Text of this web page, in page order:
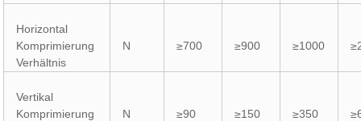
Horizontal
Komprimierung
Verhältnis
N ≥700 ≥900 ≥1000
Vertikal
Komprimierung
N ≥90 ≥150 ≥350